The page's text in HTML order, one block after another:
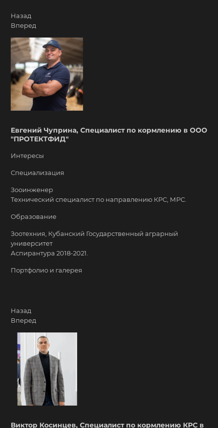
Назад
Вперед
Евгений Чуприна, Специалист по кормлению в ООО
"ПРОТЕКТФИД"
Интересы
Специализация
Зооинженер
Технический специалист по направлению КРС, МРС.
Образование
Зоотехния, Кубанский Государственный аграрный
университет
Аспирантура 2018-2021.
Портфолио и галерея
Назад
Вперед
Виктор Косинцев, Специалист по кормлению КРС в